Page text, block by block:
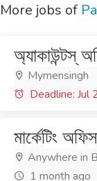
More jobs of
অ্যাকাউন্টস্
Mymensingh
Deadline:
মার্কেটিং
Anywhere in
1 month ago